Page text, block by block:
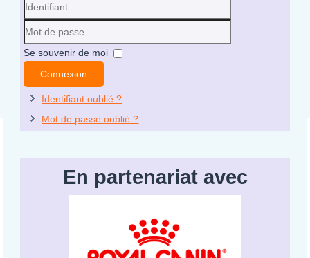
Identifiant
Mot
passe
Se souvenir de moi
Connexion
Identifiant oublié ?
Mot de passe oublié ?
En partenariat avec